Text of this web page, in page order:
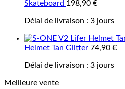
Skateboard 198,90 €
Délai de livraison : 3 jours
Helmet Tan Glitter 74,90 €
Délai de livraison : 3 jours
Meilleure vente